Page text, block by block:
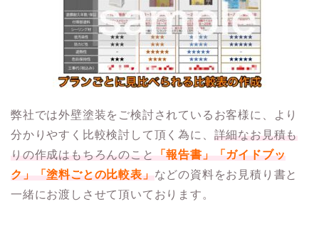
弊社では外壁塗装をご検討されているお客様に、より
分かりやすく比較検討して頂く為に、 詳細なお見積も
りの作成はもちろんのこと
「報告書」「ガイドブッ
ク」「塗料ごとの比較表」 などの資料をお見積り書と
一緒にお渡しさせて頂いております。